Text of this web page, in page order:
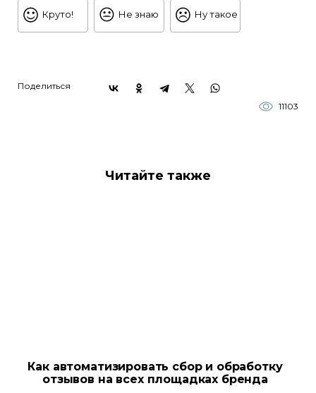
Круто! Не знаю Ну такое
Поделиться
11103
Читайте также
Как автоматизировать сбор и обработку
отзывов на всех площадках бренда